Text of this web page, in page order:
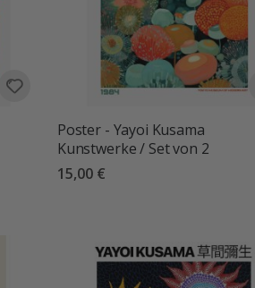
Poster - Yayoi Kusama
Kunstwerke / Set von 2
15,00 €